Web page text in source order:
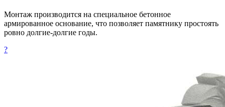
Монтаж производится на специальное бетонное
армированное основание, что позволяет памятнику простоять
ровно долгие-долгие годы.
?